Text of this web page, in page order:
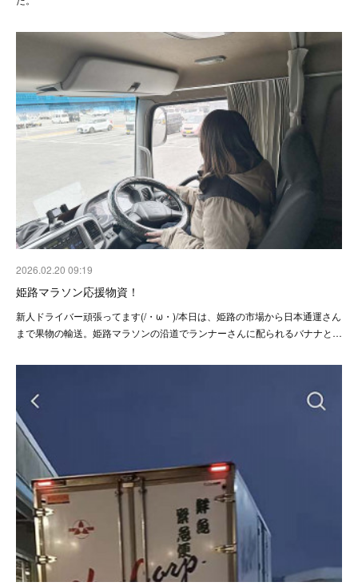
2026.02.20 09:19
姫路マラソン応援物資！
新人ドライバー頑張ってます(/・ω・)/本日は、姫路の市場から日本通運さん
まで果物の輸送。姫路マラソンの沿道でランナーさんに配られるバナナと…